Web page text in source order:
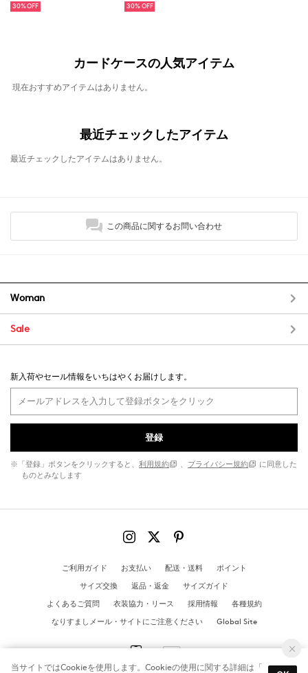
30% 30%
カードケースの人気アイテム
現在おすすめアイテムはありません。
最近チェックしたアイテム
最近チェックしたアイテムはありません。
この商品に関するお問い合わせ
Woman
Sale
新入荷やセール情報をいちはやくお届けします。
登録
※「登録」ボタンをクリックすると、 利用規約 、 プライバシー規約
に同意した
ものとみなします
ご利用ガイド お支払い 配送・送料
ポイント
サイズ交換
返品・返金
サイズガイド
よくあるご質問
衣装協力・リース 採用情報
各種規約
なりすましメール・サイトにご注意ください
Global Site
当サイトではCookieを使用します。Cookieの使用に関する詳細は「